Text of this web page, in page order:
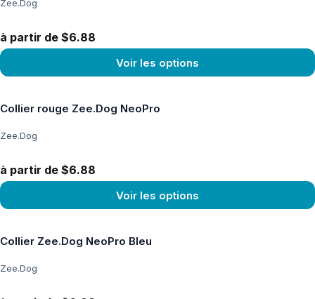
Zee.Dog
à partir de $6.88
Voir les options
Collier rouge Zee.Dog NeoPro
Zee.Dog
à partir de $6.88
Voir les options
Collier Zee.Dog NeoPro Bleu
Zee.Dog